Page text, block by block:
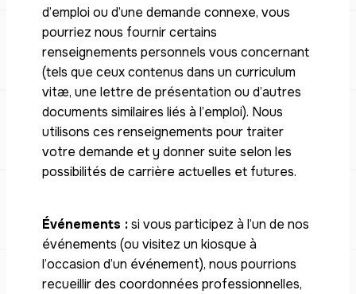
d’emploi ou d’une demande connexe, vous
pourriez nous fournir certains
renseignements personnels vous concernant
(tels que ceux contenus dans un curriculum
vitæ, une lettre de présentation ou d’autres
documents similaires liés à l’emploi). Nous
utilisons ces renseignements pour traiter
votre demande et y donner suite selon les
possibilités de carrière actuelles et futures.
Événements :si vous participez à l’un de nos
événements (ou visitez un kiosque à
l’occasion d’un événement), nous pourrions
recueillir des coordonnées professionnelles,